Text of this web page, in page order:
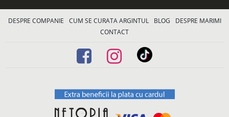
DESPRE COMPANIE CUM SE CURATA ARGINTUL BLOG
DESPRE MARIMI
CONTACT